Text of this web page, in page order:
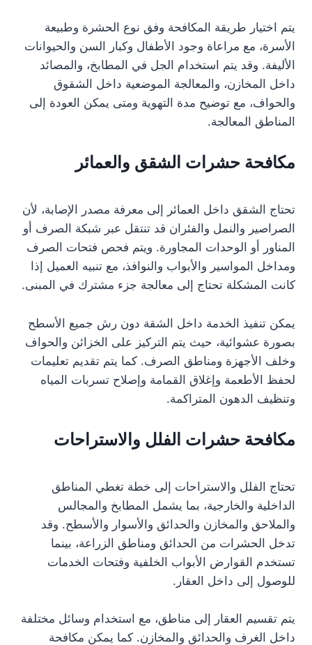
يتم اختيار طريقة المكافحة وفق نوع الحشرة وطبيعة
الأسرة، مع مراعاة وجود الأطفال وكبار السن والحيوانات
الأليفة. وقد يتم استخدام الجل في المطابخ، والمصائد
داخل المخازن، والمعالجة الموضعية داخل الشقوق
والحواف، مع توضيح مدة التهوية ومتى يمكن العودة إلى
المناطق المعالجة.
مكافحة حشرات الشقق والعمائر
تحتاج الشقق داخل العمائر إلى معرفة مصدر الإصابة، لأن
الصراصير والنمل والفئران قد تنتقل عبر شبكة الصرف أو
المناور أو الوحدات المجاورة. ويتم فحص فتحات الصرف
ومداخل المواسير والأبواب والنوافذ، مع تنبيه العميل إذا
كانت المشكلة تحتاج إلى معالجة جزء مشترك في المبنى.
يمكن تنفيذ الخدمة داخل الشقة دون رش جميع الأسطح
بصورة عشوائية، حيث يتم التركيز على الخزائن والحواف
وخلف الأجهزة ومناطق الصرف. كما يتم تقديم تعليمات
لحفظ الأطعمة وإغلاق القمامة وإصلاح تسربات المياه
وتنظيف الدهون المتراكمة.
مكافحة حشرات الفلل والاستراحات
تحتاج الفلل والاستراحات إلى خطة تغطي المناطق
الداخلية والخارجية، بما يشمل المطابخ والمجالس
والملاحق والمخازن والحدائق والأسوار والأسطح. وقد
تدخل الحشرات من الحدائق ومناطق الزراعة، بينما
تستخدم القوارض الأبواب الخلفية وفتحات الخدمات
للوصول إلى داخل العقار.
يتم تقسيم العقار إلى مناطق، مع استخدام وسائل مختلفة
داخل الغرف والحدائق والمخازن. كما يمكن مكافحة